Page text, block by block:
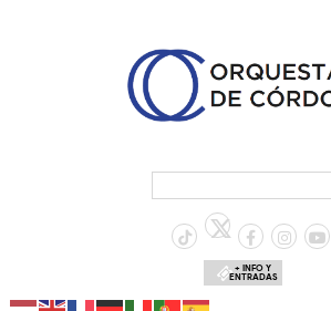
+ INFO Y
ENTRADAS